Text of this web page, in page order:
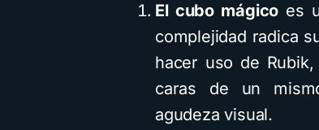
El cubo mágico es
complejidad radica
hacer uso de
caras de un
agudeza visual.